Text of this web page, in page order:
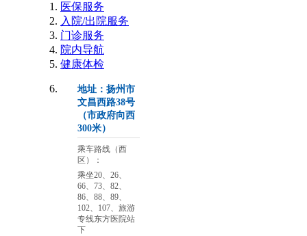
医保服务
入院/出院服务
门诊服务
院内导航
健康体检
地址：扬州市
文昌西路38号
（市政府向西
300米）
乘车路线（西
区）：
乘坐20、26、
66、73、82、
86、88、89、
102、107、旅游
专线东方医院站
下